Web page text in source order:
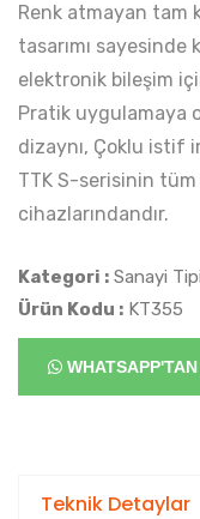
Renk atmayan tam
tasarımı sayesinde
elektronik bileşim
Pratik uygulamaya
dizaynı, Çoklu istif
TTK S-serisinin tüm
cihazlarındandır.
Kategori : Sanayi
Ürün Kodu : KT355
Teknik Detaylar